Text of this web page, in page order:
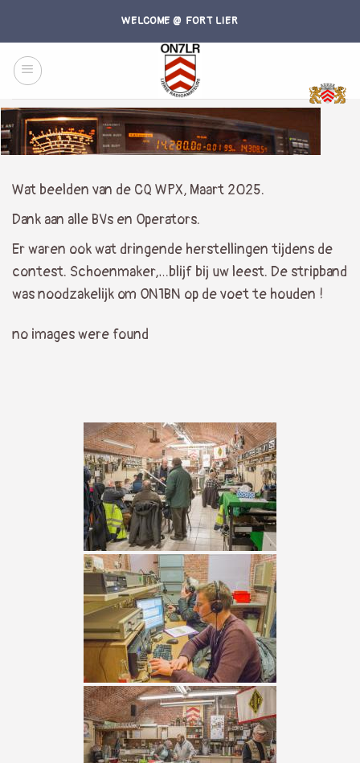
content
WELCOME @ FORT LIER
Wat beelden van de CQ WPX, Maart 2025.
Dank aan alle BVs en Operators.
Er waren ook wat dringende herstellingen tijdens de
contest. Schoenmaker,…blijf bij uw leest. De stripband
was noodzakelijk om ON1BN op de voet te houden !
no images were found